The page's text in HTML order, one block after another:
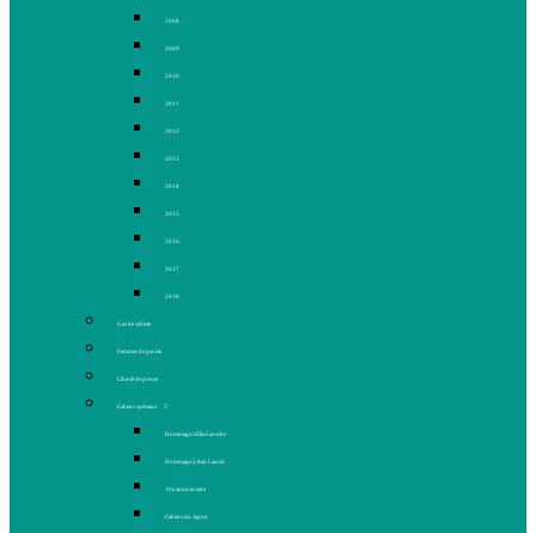
2008
2009
2010
2011
2012
2013
2014
2015
2016
2017
2018
Gaz de schiste
Femmes de parole
Liberté de presse
Cahiers spéciaux
Hommage à Élie Laroche
Hommage à Jean Laurin
10e anniversaire
Cahiers du Japon